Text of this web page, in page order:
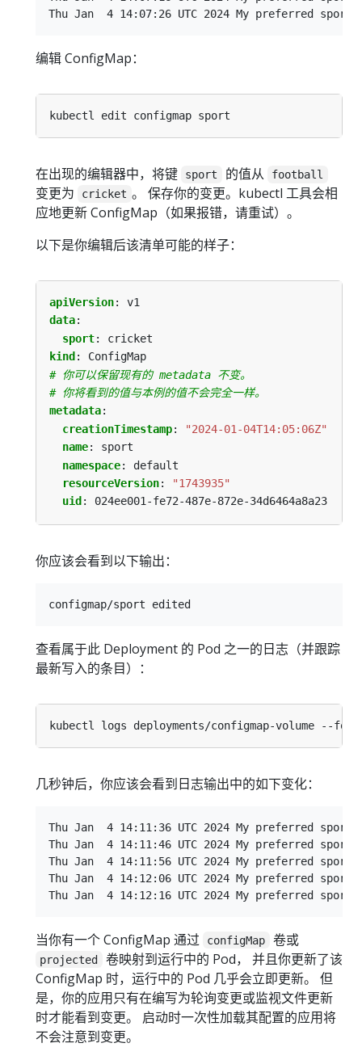
编辑 ConfigMap：
在出现的编辑器中，将键 sport 的值从 football
变更为 cricket 。 保存你的变更。kubectl 工具会相
应地更新 ConfigMap（如果报错，请重试）。
以下是你编辑后该清单可能的样子：
apiVersion:
v1
data:
sport:
cricket
kind :
ConfigMap
# 你可以保留现有的 metadata 不变。
# 你将看到的值与本例的值不会完全一样。
metadata:
creationTimestamp:
"2024-01-04T14:05:06Z"
name:
sport
namespace:
default
resourceVersion:
"1743935"
uid : 024ee001-fe72-487e-872e-34d6464a8a23
你应该会看到以下输出：
查看属于此 Deployment 的 Pod 之一的日志（并跟踪
最新写入的条目）：
几秒钟后，你应该会看到日志输出中的如下变化：
Thu Jan  4 14:11:36 UTC 2024 My preferred
Thu Jan  4 14:11:46 UTC 2024 My preferred
Thu Jan  4 14:11:56 UTC 2024 My preferred
Thu Jan  4 14:12:06 UTC 2024 My preferred
当你有一个 ConfigMap 通过 configMap 卷或
projected
卷映射到运行中的 Pod， 并且你更新了该
ConfigMap 时，运行中的 Pod 几乎会立即更新。 但
是，你的应用只有在编写为轮询变更或监视文件更新
时才能看到变更。 启动时一次性加载其配置的应用将
不会注意到变更。